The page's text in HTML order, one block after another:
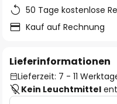
50 Tage kostenlose
Kauf auf Rechnung
Lieferinformationen
Lieferzeit: 7 - 11
Kein Leuchtmittel